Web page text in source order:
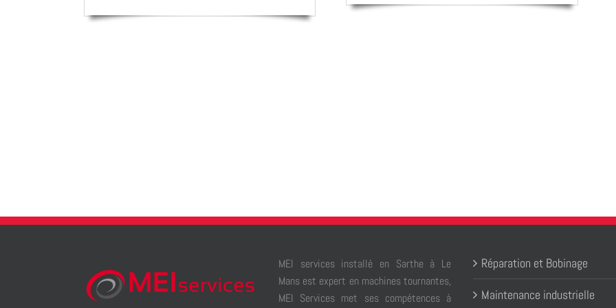
MEI services installé en Sarthe à Le
Mans est expert en machines tournantes,
MEI Services met ses compétences à
Réparation et Bobinage
Maintenance industrielle